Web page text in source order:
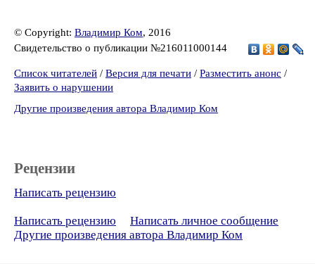
© Copyright: Владимир Ком, 2016
Свидетельство о публикации №216011000144
Список читателей / Версия для печати / Разместить анонс /
Заявить о нарушении
Другие произведения автора Владимир Ком
Рецензии
Написать рецензию
Написать рецензию
Написать личное сообщение
Другие произведения автора Владимир Ком